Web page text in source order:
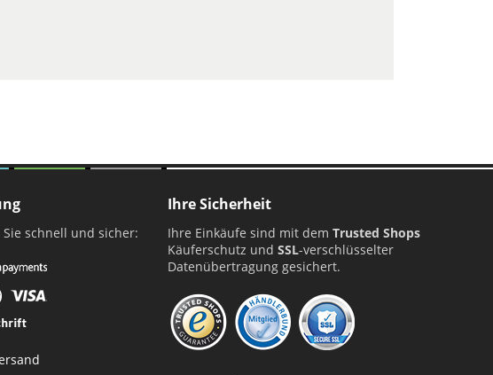
schnell und sicher:
Ihre Sicherheit
Ihre Einkäufe sind mit dem Trusted Shops
Käuferschutz und SSL-verschlüsselter
Datenübertragung gesichert.